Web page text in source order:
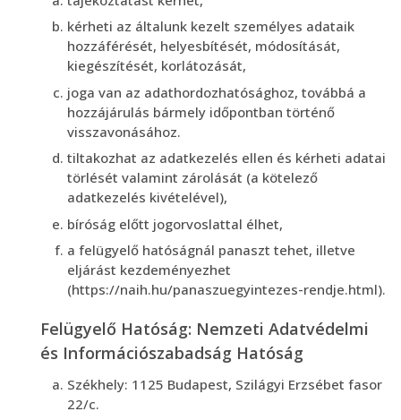
kérheti az általunk kezelt személyes adataik
hozzáférését, helyesbítését, módosítását,
kiegészítését, korlátozását,
joga van az adathordozhatósághoz, továbbá a
hozzájárulás bármely időpontban történő
visszavonásához.
tiltakozhat az adatkezelés ellen és kérheti adatai
törlését valamint zárolását (a kötelező
adatkezelés kivételével),
bíróság előtt jogorvoslattal élhet,
a felügyelő hatóságnál panaszt tehet, illetve
eljárást kezdeményezhet
(https://naih.hu/panaszuegyintezes-rendje.html).
Felügyelő Hatóság: Nemzeti Adatvédelmi
és Információszabadság Hatóság
Székhely: 1125 Budapest, Szilágyi Erzsébet fasor
22/c.